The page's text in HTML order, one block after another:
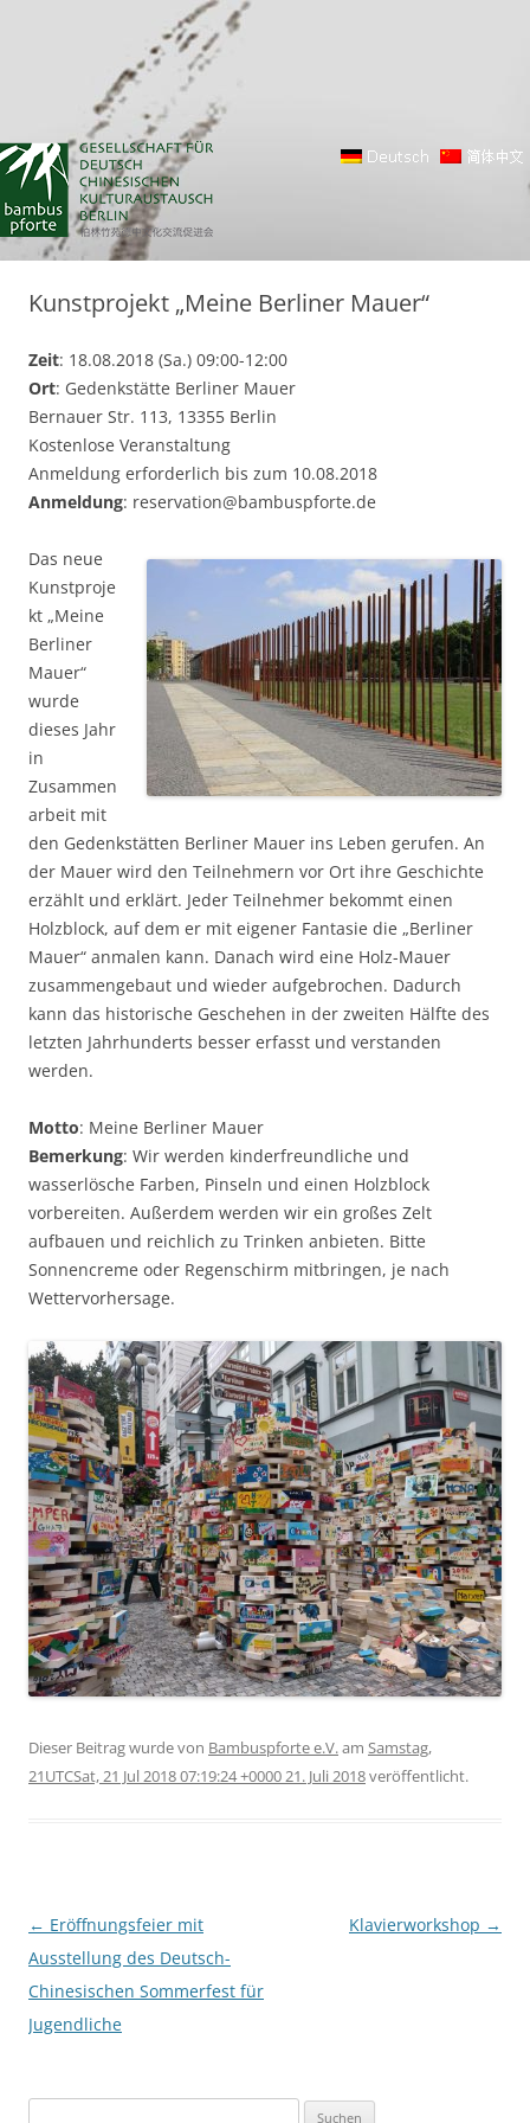
Kunstprojekt „Meine Berliner Mauer“
Zeit: 18.08.2018 (Sa.) 09:00-12:00
Ort: Gedenkstätte Berliner Mauer
Bernauer Str. 113, 13355 Berlin
Kostenlose Veranstaltung
Anmeldung erforderlich bis zum 10.08.2018
Anmeldung: reservation@bambuspforte.de
Das neue
Kunstproje
kt „Meine
Berliner
Mauer“
wurde
dieses Jahr
in
Zusammen
arbeit mit
den Gedenkstätten Berliner Mauer ins Leben gerufen. An
der Mauer wird den Teilnehmern vor Ort ihre Geschichte
erzählt und erklärt. Jeder Teilnehmer bekommt einen
Holzblock, auf dem er mit eigener Fantasie die „Berliner
Mauer“ anmalen kann. Danach wird eine Holz-Mauer
zusammengebaut und wieder aufgebrochen. Dadurch
kann das historische Geschehen in der zweiten Hälfte des
letzten Jahrhunderts besser erfasst und verstanden
werden.
Motto: Meine Berliner Mauer
Bemerkung: Wir werden kinderfreundliche und
wasserlösche Farben, Pinseln und einen Holzblock
vorbereiten. Außerdem werden wir ein großes Zelt
aufbauen und reichlich zu Trinken anbieten. Bitte
Sonnencreme oder Regenschirm mitbringen, je nach
Wettervorhersage.
Dieser Beitrag wurdevon Bambuspforte e.V.am Samstag,
21UTCSat, 21 Jul 2018 07:19:24 +0000 21. Juli 2018veröffentlicht.
Beitragsnavigation
← Eröffnungsfeier mit
Ausstellung des Deutsch-
Chinesischen Sommerfest für
Jugendliche
Klavierworkshop →